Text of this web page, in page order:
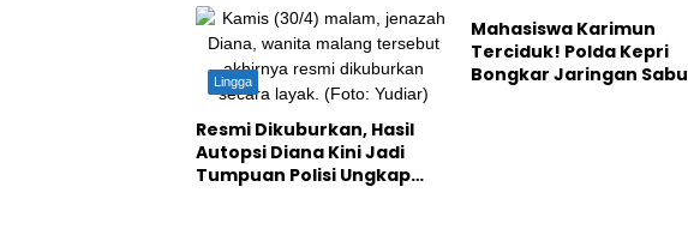
Warga
Lingga
Resmi Dikuburkan, Hasil
Autopsi Diana Kini Jadi
Tumpuan Polisi Ungkap
Mahasiswa Karimun
Terciduk! Polda Kepri
Bongkar Jaringan Sabu